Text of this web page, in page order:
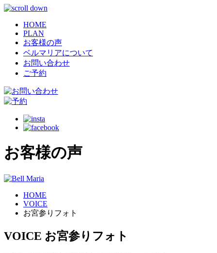
HOME
PLAN
お客様の声
ベルマリアについて
お問い合わせ
ご予約
お客様の声
HOME
VOICE
お宮参りフォト
VOICE お宮参りフォト